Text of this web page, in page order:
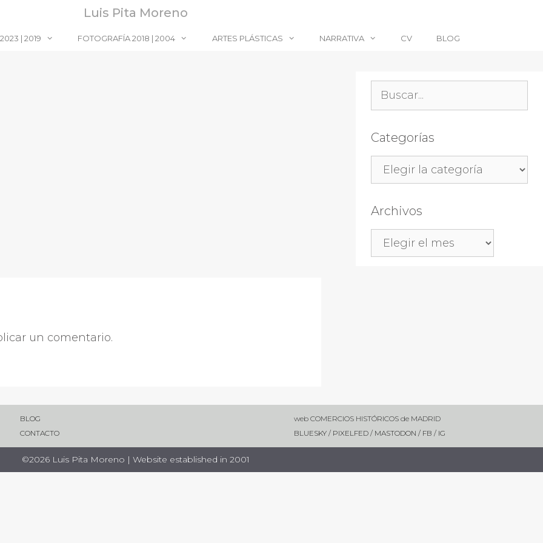
Luis Pita Moreno
| 2019 FOTOGRAFÍA 2018 | 2004 ARTES PLÁSTICAS NARRATIVA CV BLOG
un comentario.
Categorías
Archivos
BLOG
CONTACTO
web COMERCIOS HISTÓRICOS de MADRID
BLUESKY/ PIXELFED/ MASTODON / FB / IG
©2026 Luis Pita Moreno | Website established in 2001